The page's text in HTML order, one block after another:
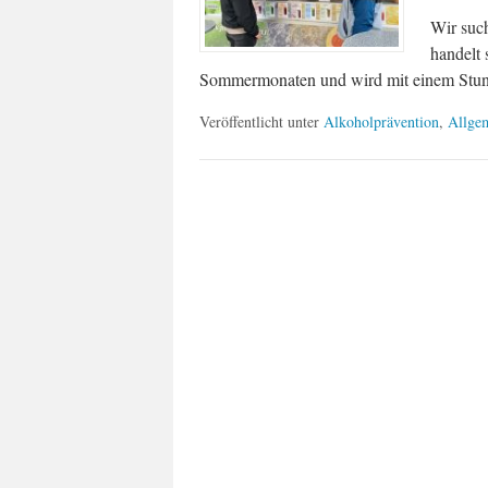
Wir
handelt
Sommermonaten und wird mit einem
Veröffentlicht unter Alkoholprävention,